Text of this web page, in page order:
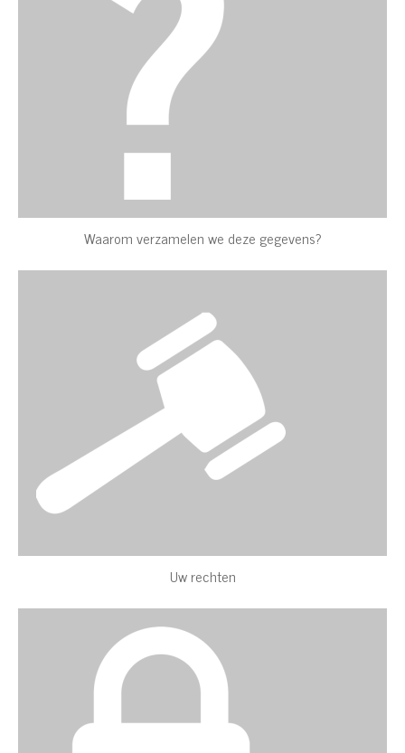
Waarom verzamelen we deze gegevens?
Uw rechten